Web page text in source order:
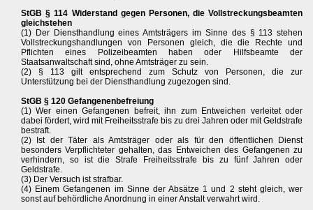
StGB § 114 Widerstand gegen Personen, die Vollstreckungsbeamten
gleichstehen
(1) Der Diensthandlung eines Amtsträgers im Sinne des § 113 stehen
Vollstreckungshandlungen von Personen gleich, die die Rechte und
Pflichten eines Polizeibeamten haben oder Hilfsbeamte der
Staatsanwaltschaft sind, ohne Amtsträger zu sein.
(2) § 113 gilt entsprechend zum Schutz von Personen, die zur
Unterstützung bei der Diensthandlung zugezogen sind.
StGB § 120 Gefangenenbefreiung
(1) Wer einen Gefangenen befreit, ihn zum Entweichen verleitet oder
dabei fördert, wird mit Freiheitsstrafe bis zu drei Jahren oder mit Geldstrafe
bestraft.
(2) Ist der Täter als Amtsträger oder als für den öffentlichen Dienst
besonders Verpflichteter gehalten, das Entweichen des Gefangenen zu
verhindern, so ist die Strafe Freiheitsstrafe bis zu fünf Jahren oder
Geldstrafe.
(3) Der Versuch ist strafbar.
(4) Einem Gefangenen im Sinne der Absätze 1 und 2 steht gleich, wer
sonst auf behördliche Anordnung in einer Anstalt verwahrt wird.